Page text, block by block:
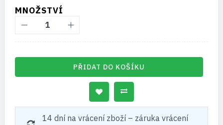
MNOŽSTVÍ
PŘIDAT DO KOŠÍKU
14 dní na vrácení zboží – záruka vrácení